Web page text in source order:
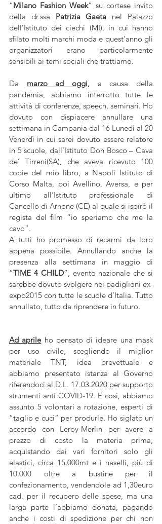
“Milano Fashion Week” su cortese invito
della dr.ssa Patrizia Gaeta nel Palazzo
dell’Istituto dei ciechi (MI), in cui hanno
sfilato molti marchi moda e quest’anno gli
organizzatori erano particolarmente
sensibili ai temi sociali che trattiamo.
Da marzo ad oggi, a causa della
pandemia, abbiamo interrotto tutte le
attività di conferenze, speech, seminari. Ho
dovuto con dispiacere annullare una
settimana in Campania dal 16 Lunedi al 20
Venerdì in cui sarei dovuto essere relatore
in 5 scuole, dall’Istituto Don Bosco – Cava
de’ Tirreni(SA), che aveva ricevuto 100
copie del mio libro, a Napoli Istituto di
Corso Malta, poi Avellino, Aversa, e per
ultimo all’Istituto professionale di
Cancello di Arnone (CE) al quale si ispirò il
regista del film “io speriamo che me la
cavo”.
A tutti ho promesso di recarmi da loro
appena possibile. Annullando anche la
presenza alla settimana in maggio di
“TIME 4 CHILD”, evento nazionale che si
sarebbe dovuto svolgere nei padiglioni ex-
expo2015 con tutte le scuole d’Italia. Tutto
annullato, tutto da riprendere in futuro.
Ad aprile ho pensato di ideare una mask
per uso civile, scegliendo il miglior
materiale TNT, idea brevettuale e
abbiamo presentato istanza al Governo
riferendoci al D.L. 17.03.2020 per supporto
strumenti anti COVID-19. E cosi, abbiamo
assunto 5 volontari a rotazione, esperti di
“taglio e cuci” per produrle. Ho siglato un
accordo con Leroy-Merlin per avere a
prezzo di costo la materia prima,
acquistando dai vari fornitori solo gli
elastici, circa 15.000mt e i naselli, più di
10.000 oltre a bustine per il
confezionamento, vendendole ad 1,30euro
cad. per il recupero delle spese, ma una
larga parte l’abbiamo donata, pagando
anche i costi di spedizione per chi non